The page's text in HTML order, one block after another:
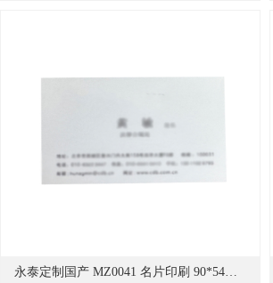
永泰定制国产 MZ0041 名片印刷 90*54mm 白色（盒）100盒起订